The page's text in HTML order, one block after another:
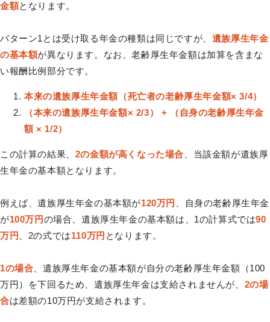
金額となります。
パターン1とは受け取る年金の種類は同じですが、 遺族厚生年金
の基本額が異なります。なお、老齢厚生年金額は加算を含まな
い報酬比例部分です。
本来の遺族厚生年金額（死亡者の老齢厚生年金額× 3/4）
（本来の遺族厚生年金額× 2/3） + （自身の老齢厚生年金
額 × 1/2）
この計算の結果、 2の金額が高くなった場合 、当該金額が遺族厚
生年金の基本額となります。
例えば、遺族厚生年金の基本額が120万円
、自身の老齢厚生年金
が100万円の場合、遺族厚生年金の基本額は、1の計算式では90
万円
、2の式では110万円 となります。
1の場合 、遺族厚生年金の基本額が自分の老齢厚生年金額（100
万円）を下回るため、遺族厚生年金は支給されませんが、 2の場
合は差額の10万円が支給されます。